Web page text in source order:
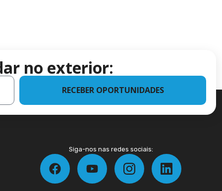
no exterior:
RECEBER OPORTUNIDADES
Siga-nos nas redes sociais: